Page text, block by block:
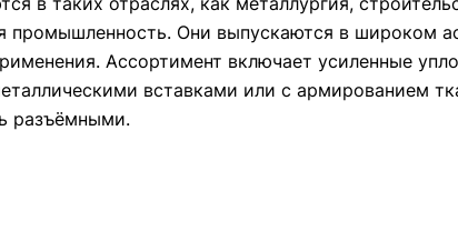
промышленность. Они выпускаются в широком
Ассортимент включает усиленные
вставками или с армированием
разъёмными.